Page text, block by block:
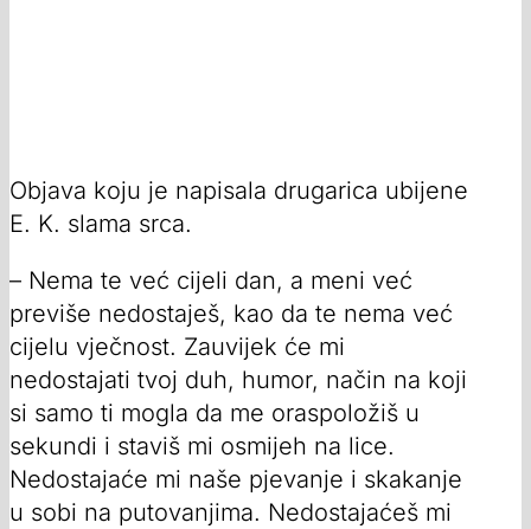
Objava koju je napisala drugarica ubijene
E. K. slama srca.
– Nema te već cijeli dan, a meni već
previše nedostaješ, kao da te nema već
cijelu vječnost. Zauvijek će mi
nedostajati tvoj duh, humor, način na koji
si samo ti mogla da me oraspoložiš u
sekundi i staviš mi osmijeh na lice.
Nedostajaće mi naše pjevanje i skakanje
u sobi na putovanjima. Nedostajaćeš mi